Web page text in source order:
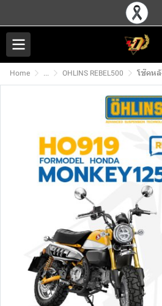
Home ... OHLINS REBEL500 โช๊คหลัง